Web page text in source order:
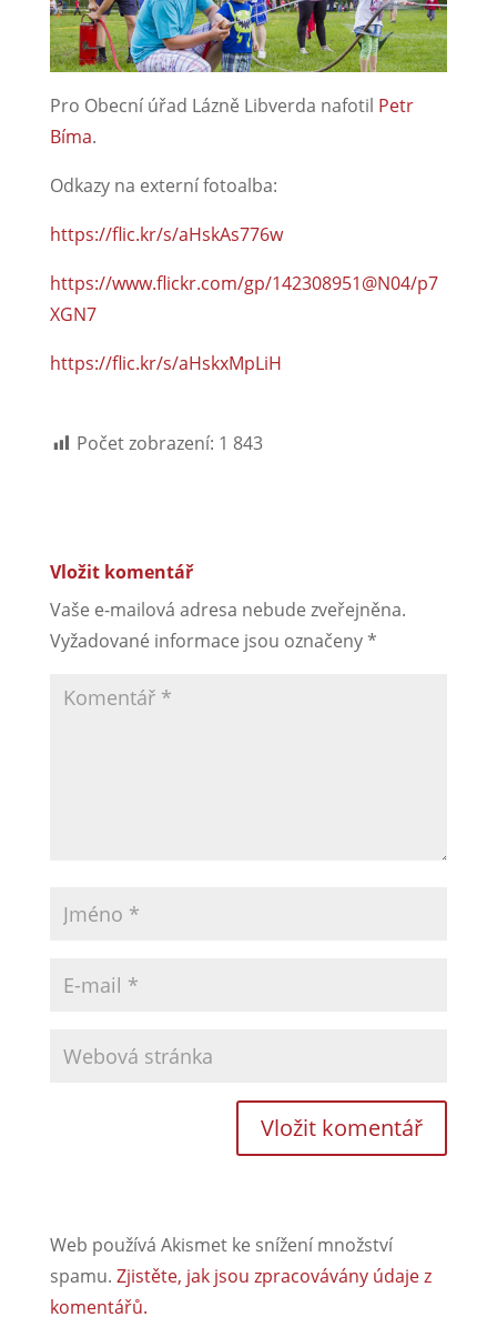
Pro Obecní úřad Lázně Libverda nafotil Petr
Bíma.
Odkazy na externí fotoalba:
https://flic.kr/s/aHskAs776w
https://www.flickr.com/gp/142308951@N04/p7
XGN7
https://flic.kr/s/aHskxMpLiH
Počet zobrazení: 1 843
Vložit komentář
Vaše e-mailová adresa nebude zveřejněna.
Vyžadované informace jsou označeny*
Web používá Akismet ke snížení množství
spamu. Zjistěte, jak jsou zpracovávány údaje z
komentářů.